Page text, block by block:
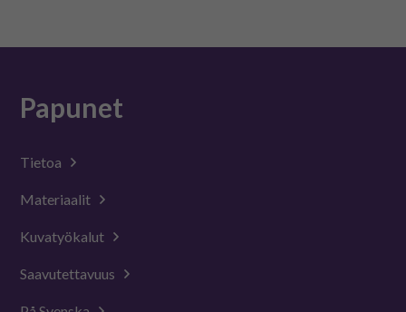
Papunet
Tietoa
Materiaalit
Kuvatyökalut
Saavutettavuus